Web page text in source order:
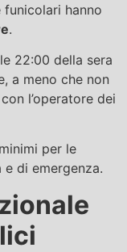
hanno
.
22:00 della sera
a meno che non
l’operatore dei
per le
di emergenza.